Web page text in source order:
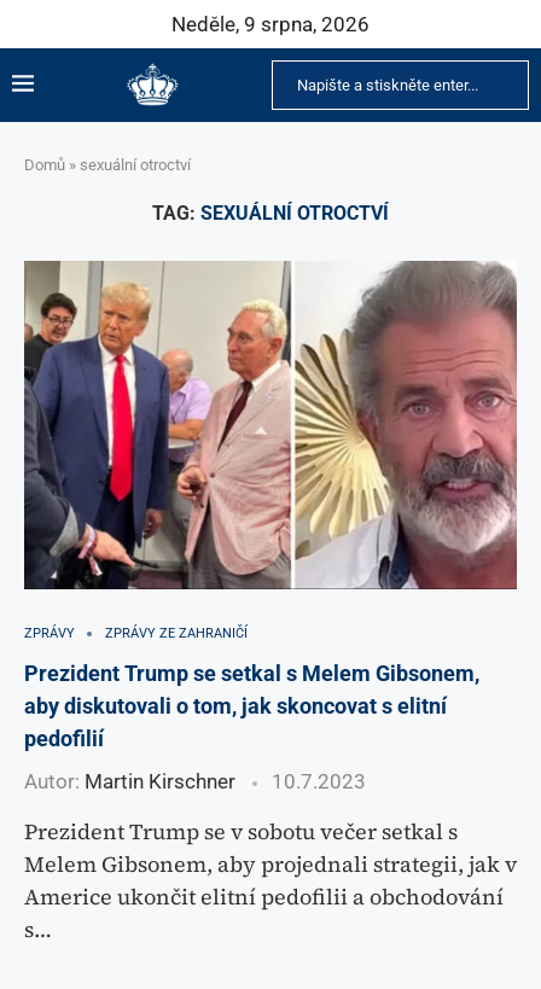
Neděle, 9 srpna, 2026
Domů » sexuální otroctví
TAG: SEXUÁLNÍ OTROCTVÍ
ZPRÁVY ZPRÁVY ZE ZAHRANIČÍ
Prezident Trump se setkal s Melem Gibsonem,
aby diskutovali o tom, jak skoncovat s elitní
pedofilií
Autor: Martin Kirschner 10.7.2023
Prezident Trump se v sobotu večer setkal s
Melem Gibsonem, aby projednali strategii, jak v
Americe ukončit elitní pedofilii a obchodování
s…